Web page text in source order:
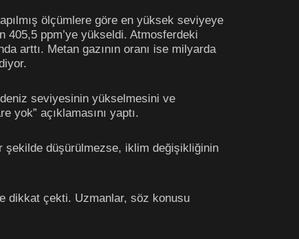
ölçümlere göre en yüksek seviyeye
405,5 ppm’ye yükseldi. Atmosferdeki
arttı. Metan gazının oranı ise milyarda
seviyesinin yükselmesini ve
yok” açıklamasını yaptı.
şekilde düşürülmezse, iklim değişikliğinin
dikkat çekti. Uzmanlar, söz konusu